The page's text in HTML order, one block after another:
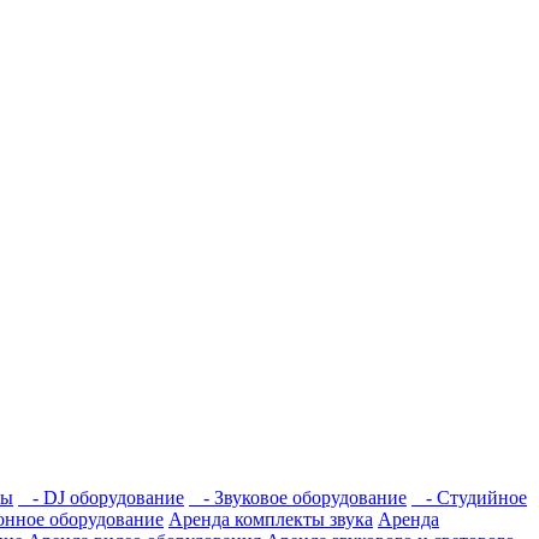
- DJ оборудование - Звуковое оборудование
- Студийное
оборудование Аренда комплекты звука Аренда